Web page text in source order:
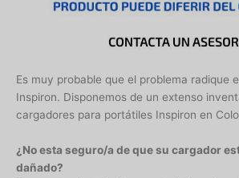
Es muy probable que el problema radique
Inspiron. Disponemos de un extenso
cargadores para portátiles Inspiron en
¿No esta seguro/a de que su cargador
dañado?